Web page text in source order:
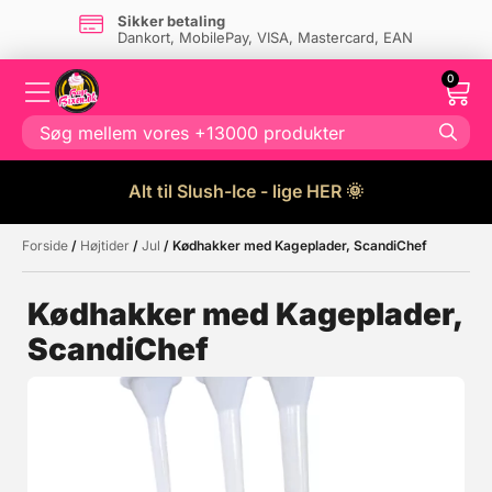
Sikker betaling
Dankort, MobilePay, VISA, Mastercard, EAN
0
Alt til Slush-Ice - lige HER 🌞
Måske kunne nogle af disse
☓
Forside / Højtider / Jul / Kødhakker med Kageplader, ScandiChef
Kødhakker med Kageplader,
ScandiChef